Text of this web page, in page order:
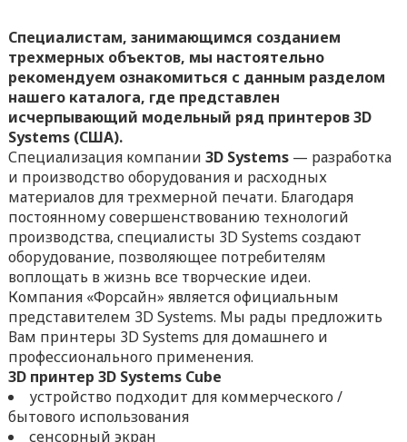
Специалистам, занимающимся созданием
трехмерных объектов, мы настоятельно
рекомендуем ознакомиться с данным разделом
нашего каталога, где представлен
исчерпывающий модельный ряд принтеров 3D
Systems (США).
Специализация компании 3D Systems— разработка
и производство оборудования и расходных
материалов для трехмерной печати. Благодаря
постоянному совершенствованию технологий
производства, специалисты 3D Systems создают
оборудование, позволяющее потребителям
воплощать в жизнь все творческие идеи.
Компания «Форсайн» является официальным
представителем 3D Systems. Мы рады предложить
Вам принтеры 3D Systems для домашнего и
профессионального применения.
3D принтер 3D Systems Cube
устройство подходит для коммерческого /
бытового использования
сенсорный экран